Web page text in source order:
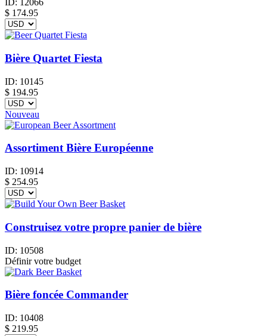
ID:
12066
$ 174.95
Bière Quartet Fiesta
ID: 10145
$ 194.95
Nouveau
Assortiment Bière Européenne
ID: 10914
$ 254.95
Construisez votre propre panier de bière
ID: 10508
Définir votre budget
Bière foncée Commander
ID: 10408
$ 219.95